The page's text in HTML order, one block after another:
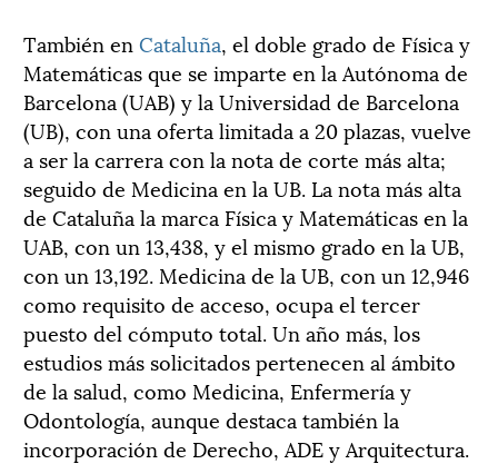
También en Cataluña, el doble grado de Física y
Matemáticas que se imparte en la Autónoma de
Barcelona (UAB) y la Universidad de Barcelona
(UB), con una oferta limitada a 20 plazas, vuelve
a ser la carrera con la nota de corte más alta;
seguido de Medicina en la UB. La nota más alta
de Cataluña la marca Física y Matemáticas en la
UAB, con un 13,438, y el mismo grado en la UB,
con un 13,192. Medicina de la UB, con un 12,946
como requisito de acceso, ocupa el tercer
puesto del cómputo total. Un año más, los
estudios más solicitados pertenecen al ámbito
de la salud, como Medicina, Enfermería y
Odontología, aunque destaca también la
incorporación de Derecho, ADE y Arquitectura.